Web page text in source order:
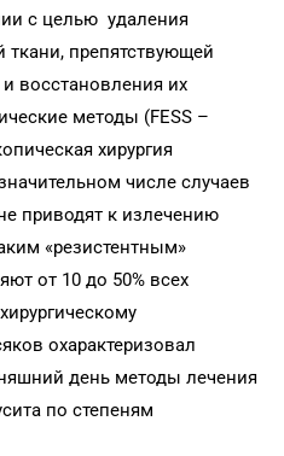
с целью удаления
препятствующей
восстановления их
методы (FESS –
хирургия
числе случаев
приводят к излечению
«резистентным»
от 10 до 50% всех
охарактеризовал
день методы лечения
по степеням